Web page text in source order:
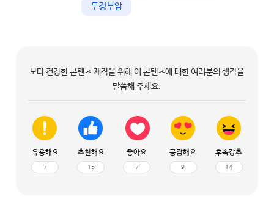
두경부암
보다 건강한 콘텐츠 제작을 위해 이 콘텐츠에 대한 여러분의 생각을
말씀해 주세요.
유용해요
7
추천해요
15
좋아요
7
공감해요
9
후속강추
14